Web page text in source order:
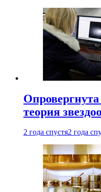
теория
2 года спустя2 года